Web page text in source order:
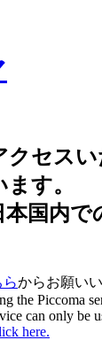
クセス
す。
国内で
らからお願い
the Piccoma
can only be
here.